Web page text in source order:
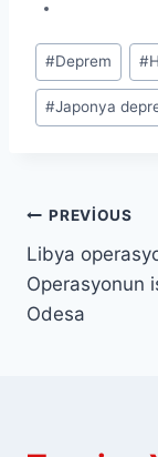
Post
Tags:
#Deprem #
#Japonya
Yazı
PREVIOUS
Libya
Operasyonun
Odesa